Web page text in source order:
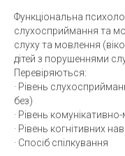
Функціональна
слухосприймання та
слуху та мовлення
дітей з порушеннями
Перевіряються:
· Рівень
без)
· Рівень
· Рівень когнітивних
· Спосіб спілкування